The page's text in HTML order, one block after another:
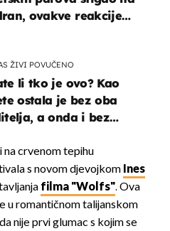
ovakve reakcije
ŽIVI POVUČENO
li tko je ovo? Kao
ostala je bez oba
a onda i bez
na crvenom tepihu
s novom djevojkom Ines
filma "Wolfs". Ova
u romantičnom talijanskom
nije prvi glumac s kojim se